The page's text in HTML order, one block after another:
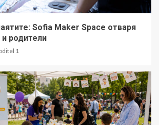
Sofia Maker Space отваря
родители
1